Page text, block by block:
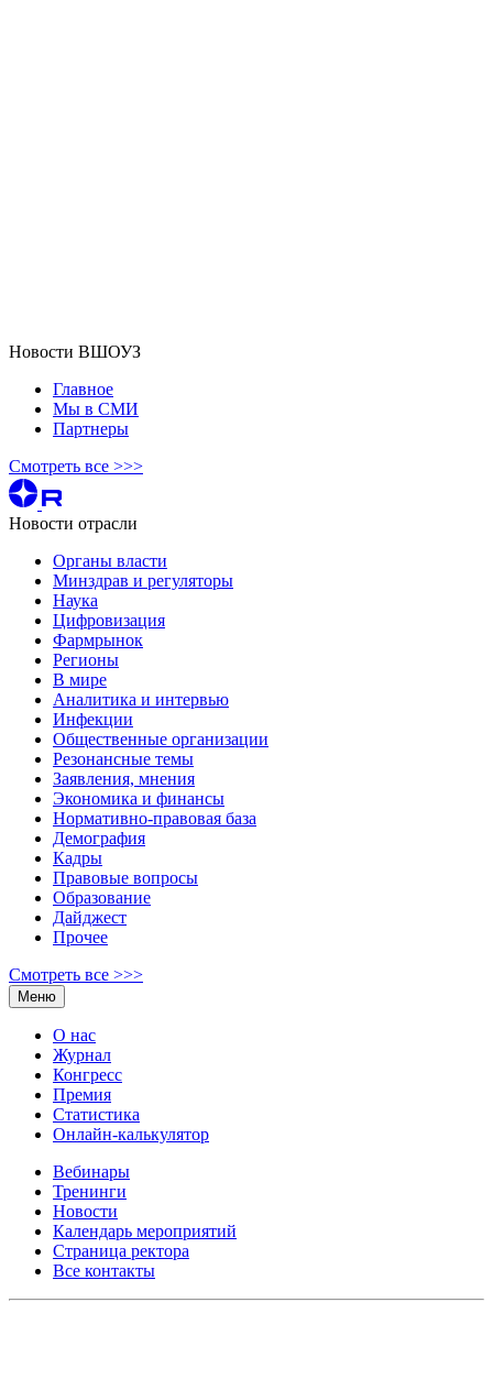
Новости ВШОУЗ
Главное
Мы в СМИ
Партнеры
Смотреть все >>>
Новости отрасли
Органы власти
Минздрав и регуляторы
Наука
Цифровизация
Фармрынок
Регионы
В мире
Аналитика и интервью
Инфекции
Общественные организации
Резонансные темы
Заявления, мнения
Экономика и финансы
Нормативно-правовая база
Демография
Кадры
Правовые вопросы
Образование
Дайджест
Прочее
Смотреть все >>>
Меню
О нас
Журнал
Конгресс
Премия
Статистика
Онлайн-калькулятор
Вебинары
Тренинги
Новости
Календарь мероприятий
Страница ректора
Все контакты